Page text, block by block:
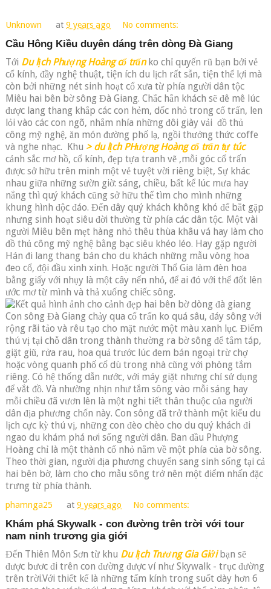
Unknown at9 years ago No comments:
Cầu Hông Kiều duyên dáng trên dòng Đà Giang
Tới Du lịch Phượng Hoàng cổ trấnko chỉ quyến rũ bạn bởi vẻ
cổ kính, đầy nghệ thuật, tiện ích du lịch rất sẵn, tiện thể lợi mà
còn bởi những nét sinh hoạt cổ xưa từ phía người dân tộc
Miêu hai bên bờ sông Đà Giang. Chắc hẳn khách sẽ đê mê lúc
được lang thang khắp các con hẻm, dốc nhỏ trong cổ trấn, len
lỏi vào các con ngõ, nhắm nhía những đôi giày vải đồ thủ
công mỹ nghệ, ăn món đường phố lạ, ngồi thưởng thức coffe
và nghe nhạc. Khu > du lịch PHượng Hoàng cổ trấn tự túc
cảnh sắc mơ hồ, cổ kính, đẹp tựa tranh vẽ ,mỗi góc cổ trấn
được sở hữu trên minh một vẻ tuyệt vời riêng biệt, Sự khác
nhau giữa những sườn giờ: sáng, chiều, bất kể lúc mưa hay
nắng thì quý khách cũng sở hữu thể tìm cho mình những
khung hình độc đáo. Đến đây quý khách không khó để bắt gặp
nhưng sinh hoạt siêu đời thường từ phía các dân tộc. Một vài
người Miêu bên mẹt hàng nhỏ thêu thùa khâu vá hay làm cho
đồ thủ công mỹ nghệ bằng bạc siêu khéo léo. Hay gặp người
Hán đi lang thang bán cho du khách những mẫu vòng hoa
đeo cổ, đội đầu xinh xinh. Hoặc người Thổ Gia làm đèn hoa
bằng giấy với nhụy là một cây nến nhỏ, để ai đó với thể đốt lên
ước mơ từ mình và thả xuống chiếc sông.
Con sông Đà Giang chảy qua cổ trấn ko quá sâu, đáy sông với
rộng rãi tảo và rêu tạo cho mặt nước một màu xanh lục. Điểm
thú vị tại chỗ dân trong thành thường ra bờ sông để tắm táp,
giặt giũ, rửa rau, hoa quả trước lúc đem bán ngoại trừ chợ
hoặc vòng quanh phố cổ dù trong nhà cũng với phòng tắm
riêng. Có hệ thống dẫn nước, với máy giặt nhưng chỉ sử dụng
để vắt đồ. Và nhường nhịn như tắm sông vào mỗi sáng hay
mỗi chiều đã vươn lên là một nghi tiết thân thuộc của người
dân địa phương chốn này. Con sông đã trở thành một kiểu du
lịch cực kỳ thú vị, những con đèo chèo cho du quý khách đi
ngao du khám phá nơi sống người dân. Ban đầu Phượng
Hoàng chỉ là một thành cổ nhỏ nằm về một phía của bờ sông.
Theo thời gian, người địa phương chuyển sang sinh sống tại cả
hai bên bờ, làm cho cho mẫu sông trở nên một điểm nhấn đặc
trưng từ phía thành.
phamnga25 at9 years ago No comments:
Khám phá Skywalk - con đường trên trời với tour
nam ninh trương gia giới
Đến Thiên Môn Sơn từ khu Du lịch Trương Gia Giớibạn sẽ
được bươc đi trên con đường được ví như Skywalk - trục đường
trên trời.Với thiết kế là những tấm kính trong suốt dày hơn 6